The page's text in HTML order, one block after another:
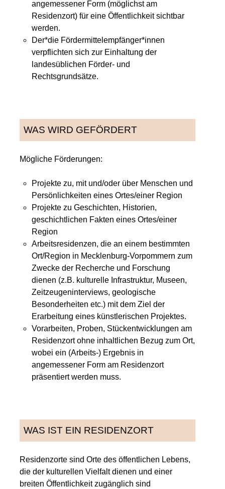
angemessener Form (möglichst am
Residenzort) für eine Öffentlichkeit sichtbar
werden.
Der*die Fördermittelempfänger*innen
verpflichten sich zur Einhaltung der
landesüblichen Förder- und
Rechtsgrundsätze.
WAS WIRD GEFÖRDERT
Mögliche Förderungen:
Projekte zu, mit und/oder über Menschen und
Persönlichkeiten eines Ortes/einer Region
Projekte zu Geschichten, Historien,
geschichtlichen Fakten eines Ortes/einer
Region
Arbeitsresidenzen, die an einem bestimmten
Ort/Region in Mecklenburg-Vorpommern zum
Zwecke der Recherche und Forschung
dienen (z.B. kulturelle Infrastruktur, Museen,
Zeitzeugeninterviews, geologische
Besonderheiten etc.) mit dem Ziel der
Erarbeitung eines künstlerischen Projektes.
Vorarbeiten, Proben, Stückentwicklungen am
Residenzort ohne inhaltlichen Bezug zum Ort,
wobei ein (Arbeits-) Ergebnis in
angemessener Form am Residenzort
präsentiert werden muss.
WAS IST EIN RESIDENZORT
Residenzorte sind Orte des öffentlichen Lebens,
die der kulturellen Vielfalt dienen und einer
breiten Öffentlichkeit zugänglich sind